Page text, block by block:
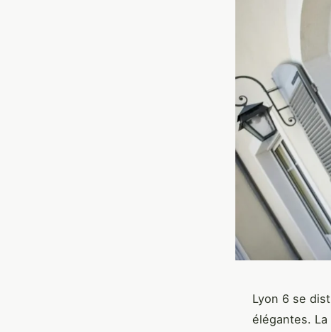
Lyon 6 se
élégantes.